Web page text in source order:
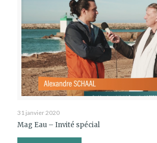
31 janvier 2020
Mag Eau – Invité spécial